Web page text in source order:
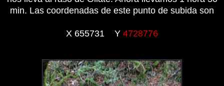
min. Las coordenadas de este punto de subida son
X 655731 Y 4728776